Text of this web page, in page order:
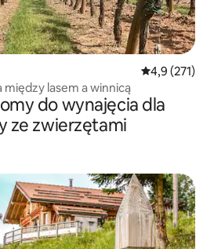
Średnia
4,9 (271)
lasem a winnicą
do wynajęcia dla
ze zwierzętami
Wybór gości